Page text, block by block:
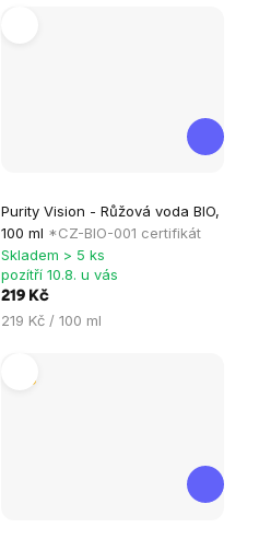
Purity Vision - Růžová voda BIO,
100 ml *CZ-BIO-001 certifikát
hodnocení
produktu
je
5,0
z
hvězdiček.
Skladem > 5 ks
pozítří 10.8. u vás
219 Kč
Měrná
219 Kč / 100 ml